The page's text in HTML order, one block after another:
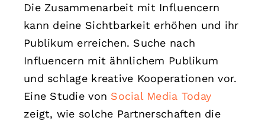
Die Zusammenarbeit mit Influencern
kann deine Sichtbarkeit erhöhen und ihr
Publikum erreichen. Suche nach
Influencern mit ähnlichem Publikum
und schlage kreative Kooperationen vor.
Eine Studie von Social Media Today
zeigt, wie solche Partnerschaften die